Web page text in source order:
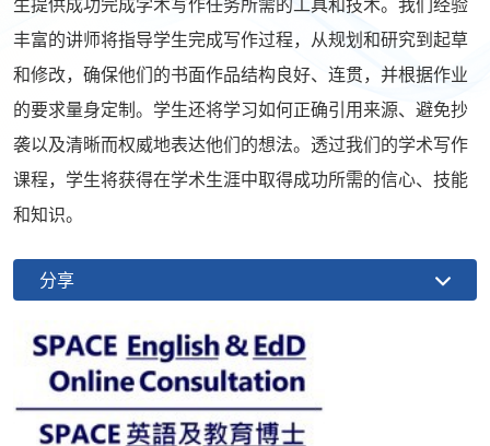
丰富的讲师将指导学生完成写作过程，从规划和研究到起草
和修改，确保他们的书面作品结构良好、连贯，并根据作业
的要求量身定制。学生还将学习如何正确引用来源、避免抄
袭以及清晰而权威地表达他们的想法。透过我们的学术写作
课程，学生将获得在学术生涯中取得成功所需的信心、技能
和知识。
分享